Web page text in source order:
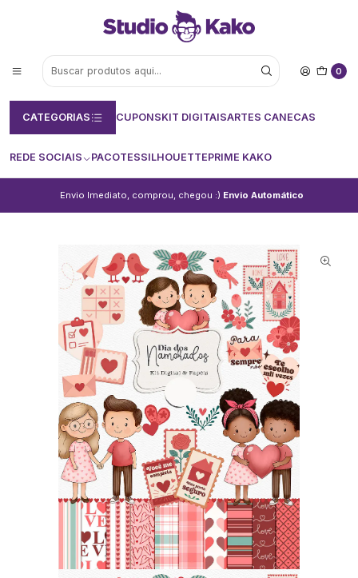
0
CATEGORIAS CUPONSKIT DIGITAISARTES CANECAS
REDE SOCIAIS PACOTESSILHOUETTEPRIME KAKO
Envio Imediato, comprou, chegou :) Envio Automático